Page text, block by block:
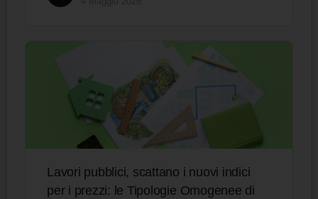
Lavori pubblici, scattano i nuovi indici
per i prezzi: le Tipologie Omogenee di